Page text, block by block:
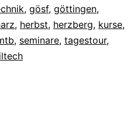
, gösf, göttingen,
, herbst, herzberg, kurse,
, seminare, tagestour,